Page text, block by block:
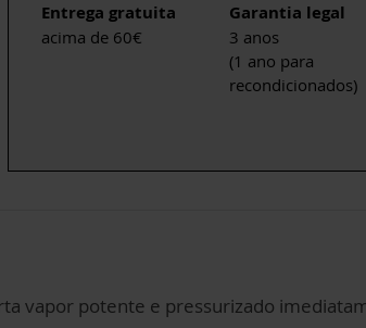
Entrega gratuita
acima de 60€
Garantia legal
3 anos
(1 ano para
recondicionados)
vapor potente e pressurizado